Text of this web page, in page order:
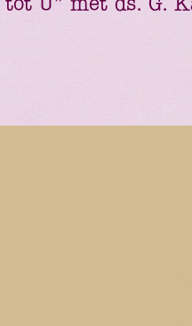
U” met ds. G.